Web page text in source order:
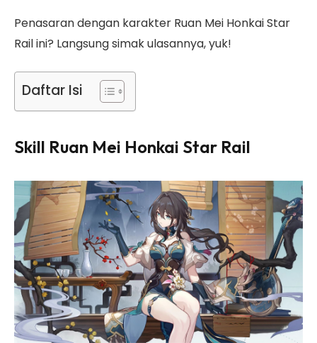
Penasaran dengan karakter Ruan Mei Honkai Star
Rail ini? Langsung simak ulasannya, yuk!
Daftar Isi
Skill Ruan Mei Honkai Star Rail